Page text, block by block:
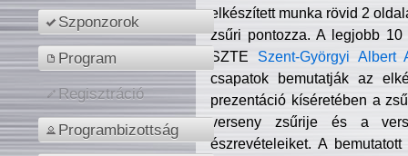
Szponzorok
Program
Regisztráció
Programbizottság
elkészített munka rövid 2
zsűri pontozza. A legjobb
SZTE Szent-Györgyi Albert
csapatok bemutatják az
prezentáció kíséretében a
verseny zsűrije és a
észrevételeiket. A